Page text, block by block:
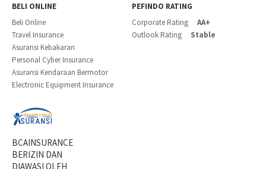
BELI ONLINE
Beli Online
Travel Insurance
Asuransi Kebakaran
Personal Cyber Insurance
Asuransi Kendaraan Bermotor
Electronic Equipment Insurance
PEFINDO RATING
Corporate Rating AA+
Outlook Rating Stable
BCAINSURANCE
BERIZIN DAN
DIAWASI OLEH